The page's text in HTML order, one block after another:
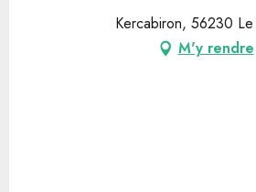
Kercabiron, 56230
M'y rendre